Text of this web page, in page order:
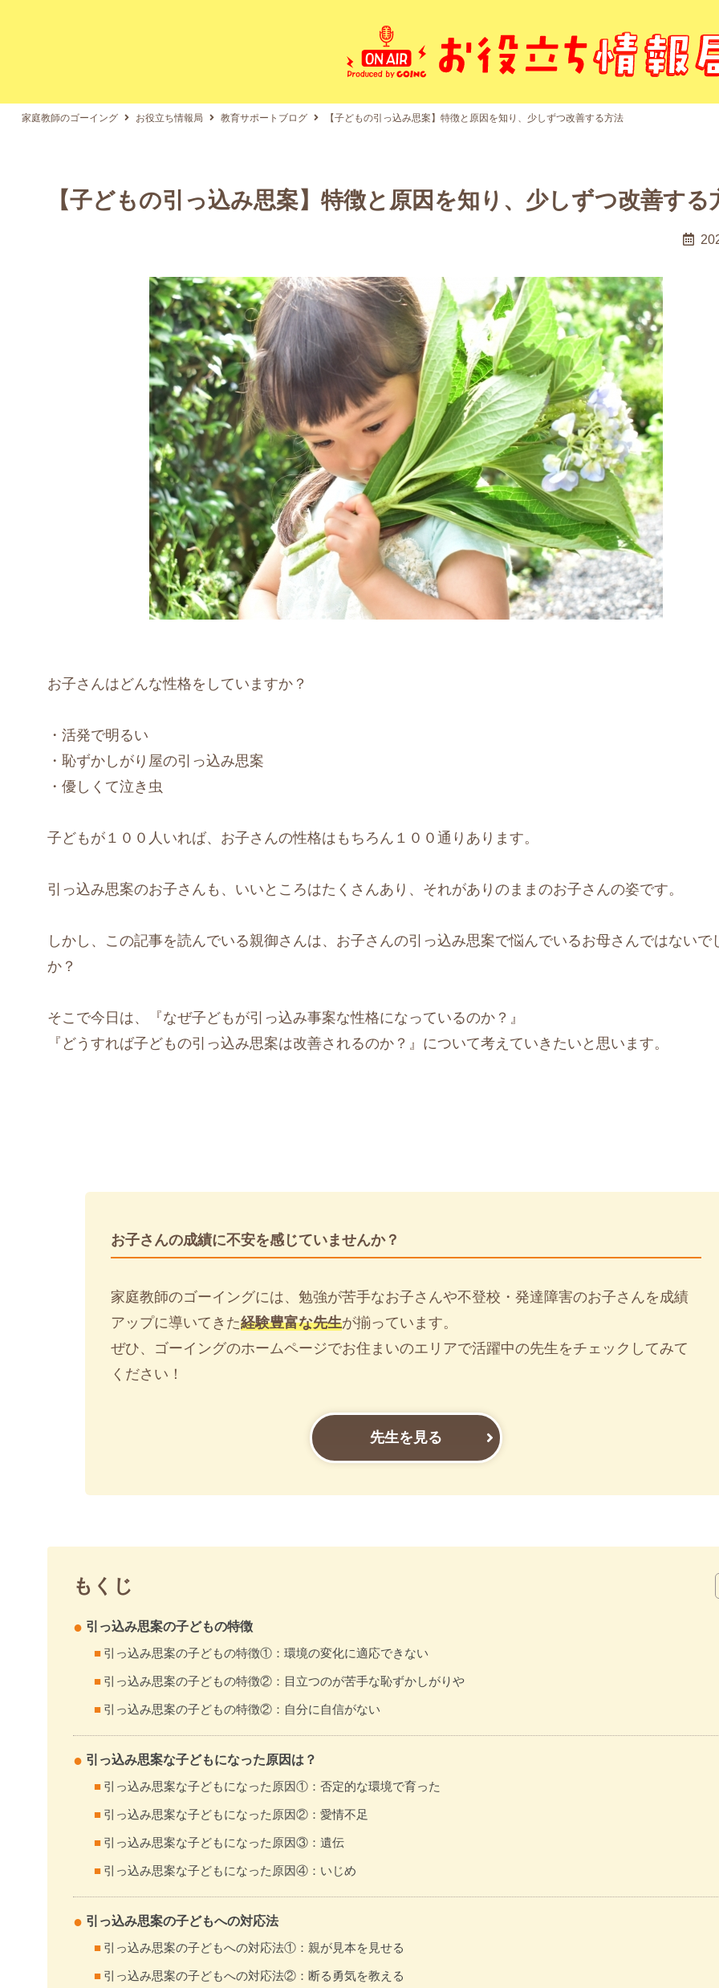
家庭教師のゴーイング お役立ち情報局 教育サポートブログ 【子どもの引っ込み思案】特徴と原因を知り、少しずつ改善する方法
【子どもの引っ込み思案】特徴と原因を知り、少しずつ改善する
お子さんはどんな性格をしていますか？
・活発で明るい
・恥ずかしがり屋の引っ込み思案
・優しくて泣き虫
子どもが１００人いれば、お子さんの性格はもちろん１００通りあります。
引っ込み思案のお子さんも、いいところはたくさんあり、それがありのままのお子さんの姿です。
しかし、この記事を読んでいる親御さんは、お子さんの引っ込み思案で悩んでいるお母さんではないで
か？
そこで今日は、『なぜ子どもが引っ込み事案な性格になっているのか？』
『どうすれば子どもの引っ込み思案は改善されるのか？』について考えていきたいと思います。
お子さんの成績に不安を感じていませんか？
家庭教師のゴーイングには、勉強が苦手なお子さんや不登校・発達障害のお子さんを成績
アップに導いてきた経験豊富な先生が揃っています。
ぜひ、ゴーイングのホームページでお住まいのエリアで活躍中の先生をチェックしてみて
ください！
先生を見る
もくじ
引っ込み思案の子どもの特徴
引っ込み思案の子どもの特徴①：環境の変化に適応できない
引っ込み思案の子どもの特徴②：目立つのが苦手な恥ずかしがりや
引っ込み思案の子どもの特徴②：自分に自信がない
引っ込み思案な子どもになった原因は？
引っ込み思案な子どもになった原因①：否定的な環境で育った
引っ込み思案な子どもになった原因②：愛情不足
引っ込み思案な子どもになった原因③：遺伝
引っ込み思案な子どもになった原因④：いじめ
引っ込み思案の子どもへの対応法
引っ込み思案の子どもへの対応法①：親が見本を見せる
引っ込み思案の子どもへの対応法②：断る勇気を教える